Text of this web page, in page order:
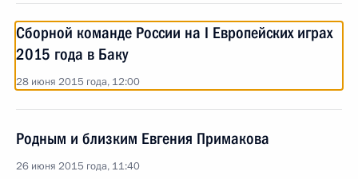
Сборной команде России на I Европейских играх
2015 года в Баку
28 июня 2015 года, 12:00
Родным и близким Евгения Примакова
26 июня 2015 года, 11:40